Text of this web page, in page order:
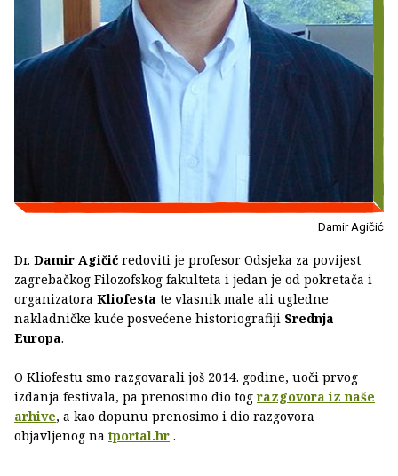
Damir Agičić
Dr. Damir Agičić redoviti je profesor Odsjeka za povijest
zagrebačkog Filozofskog fakulteta i jedan je od pokretača i
organizatora Kliofesta te vlasnik male ali ugledne
nakladničke kuće posvećene historiografiji Srednja
Europa.
O Kliofestu smo razgovarali još 2014. godine, uoči prvog
izdanja festivala, pa prenosimo dio tograzgovora iz naše
arhive, a kao dopunu prenosimo i dio razgovora
objavljenog na tportal.hr .